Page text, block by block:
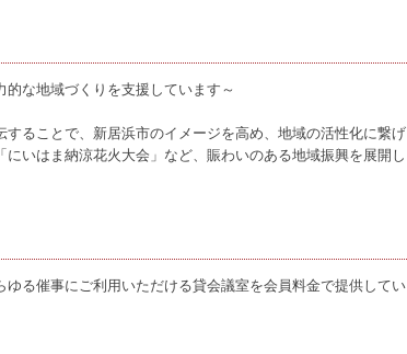
な地域づくりを支援しています～
ることで、新居浜市のイメージを高め、地域の活性化に繋げ
いはま納涼花火大会」など、賑わいのある地域振興を展開し
る催事にご利用いただける貸会議室を会員料金で提供してい